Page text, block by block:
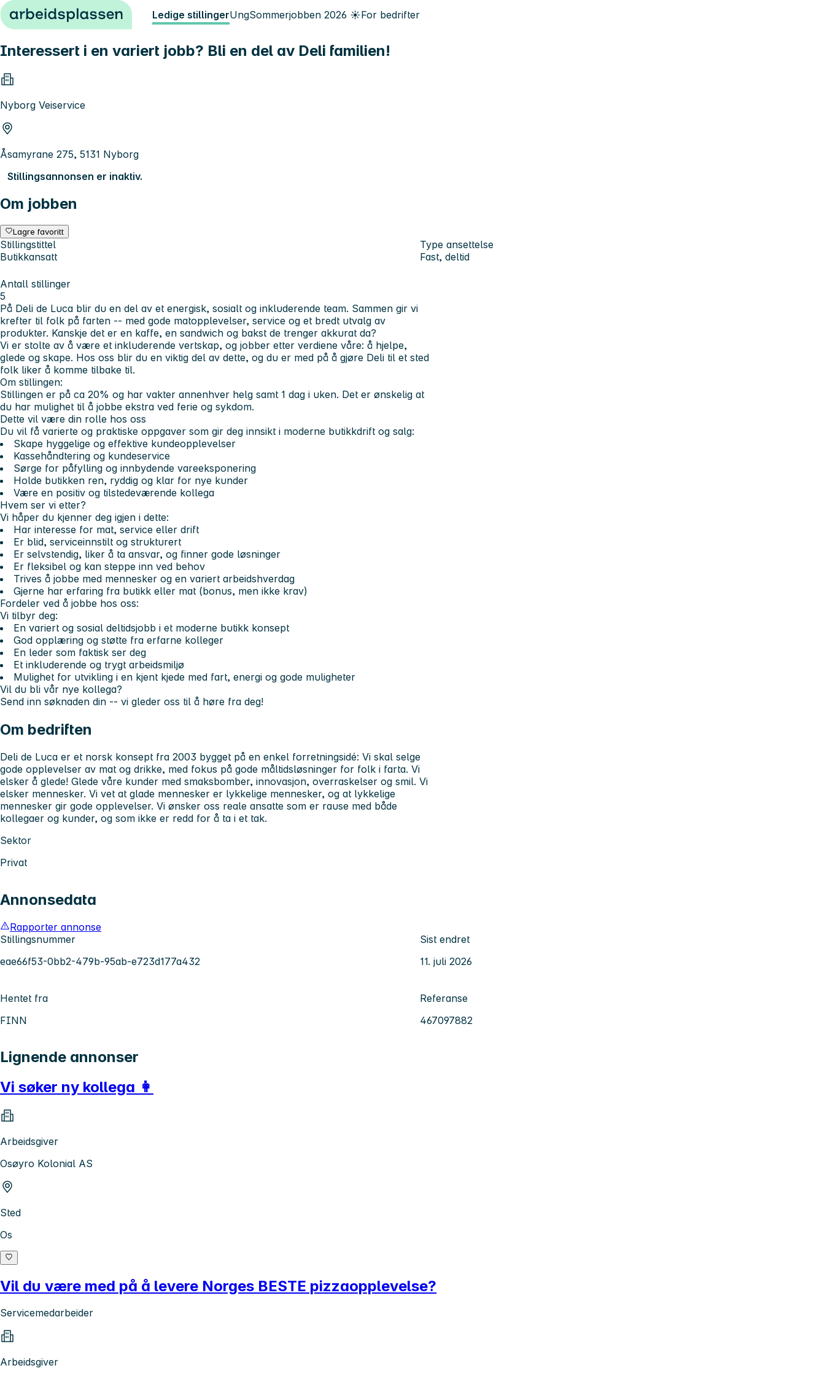
Hopp til innhold Ledige stillingerUngSommerjobben 2026 ☀️For bedrifter
Interessert i en variert jobb? Bli en del av Deli familien!
Nyborg Veiservice
Åsamyrane 275, 5131 Nyborg
Stillingsannonsen er inaktiv.
Om jobben
Lagre favoritt
Stillingstittel
Butikkansatt
Type ansettelse
Fast, deltid
Antall stillinger
5
På Deli de Luca blir du en del av et energisk, sosialt og inkluderende team. Sammen gir vi
krefter til folk på farten -- med gode matopplevelser, service og et bredt utvalg av
produkter. Kanskje det er en kaffe, en sandwich og bakst de trenger akkurat da?
Vi er stolte av å være et inkluderende vertskap, og jobber etter verdiene våre: å hjelpe,
glede og skape. Hos oss blir du en viktig del av dette, og du er med på å gjøre Deli til et sted
folk liker å komme tilbake til.
Om stillingen:
Stillingen er på ca 20% og har vakter annenhver helg samt 1 dag i uken. Det er ønskelig at
du har mulighet til å jobbe ekstra ved ferie og sykdom.
Dette vil være din rolle hos oss
Du vil få varierte og praktiske oppgaver som gir deg innsikt i moderne butikkdrift og salg:
Skape hyggelige og effektive kundeopplevelser
Kassehåndtering og kundeservice
Sørge for påfylling og innbydende vareeksponering
Holde butikken ren, ryddig og klar for nye kunder
Være en positiv og tilstedeværende kollega
Hvem ser vi etter?
Vi håper du kjenner deg igjen i dette:
Har interesse for mat, service eller drift
Er blid, serviceinnstilt og strukturert
Er selvstendig, liker å ta ansvar, og finner gode løsninger
Er fleksibel og kan steppe inn ved behov
Trives å jobbe med mennesker og en variert arbeidshverdag
Gjerne har erfaring fra butikk eller mat (bonus, men ikke krav)
Fordeler ved å jobbe hos oss:
Vi tilbyr deg:
En variert og sosial deltidsjobb i et moderne butikk konsept
God opplæring og støtte fra erfarne kolleger
En leder som faktisk ser deg
Et inkluderende og trygt arbeidsmiljø
Mulighet for utvikling i en kjent kjede med fart, energi og gode muligheter
Vil du bli vår nye kollega?
Send inn søknaden din -- vi gleder oss til å høre fra deg!
Om bedriften
Deli de Luca er et norsk konsept fra 2003 bygget på en enkel forretningsidé: Vi skal selge
gode opplevelser av mat og drikke, med fokus på gode måltidsløsninger for folk i farta. Vi
elsker å glede! Glede våre kunder med smaksbomber, innovasjon, overraskelser og smil. Vi
elsker mennesker. Vi vet at glade mennesker er lykkelige mennesker, og at lykkelige
mennesker gir gode opplevelser. Vi ønsker oss reale ansatte som er rause med både
kollegaer og kunder, og som ikke er redd for å ta i et tak.
Sektor
Privat
Annonsedata
Rapporter annonse
Stillingsnummer
eae66f53-0bb2-479b-95ab-e723d177a432
Sist endret
11. juli 2026
Hentet fra
FINN
Referanse
467097882
Lignende annonser
Vi søker ny kollega 👩
Arbeidsgiver
Osøyro Kolonial AS
Sted
Os
Vil du være med på å levere Norges BESTE pizzaopplevelse?
Servicemedarbeider
Arbeidsgiver